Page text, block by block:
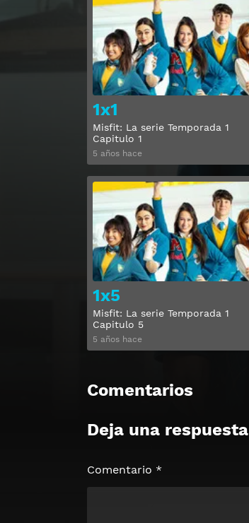
1x1
Misfit: La serie Temporada 1
Capitulo 1
5 años hace
1x5
Misfit: La serie Temporada 1
Capitulo 5
5 años hace
Comentarios
Deja una respuesta
Comentario *